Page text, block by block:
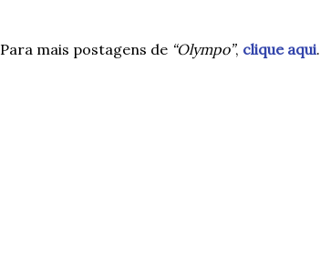
Para mais postagens de “Olympo”, clique aqui.